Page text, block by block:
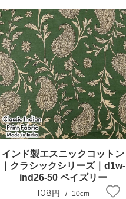
インド製エスニックコットン
｜クラシックシリーズ｜d1w-
ind26-50 ペイズリー
108円 10cm